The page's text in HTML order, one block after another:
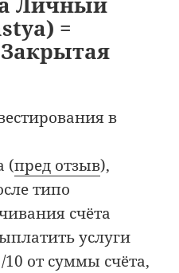
=
в
(пред отзыв),
типо
счёта
услуги
10 от суммы счёта,